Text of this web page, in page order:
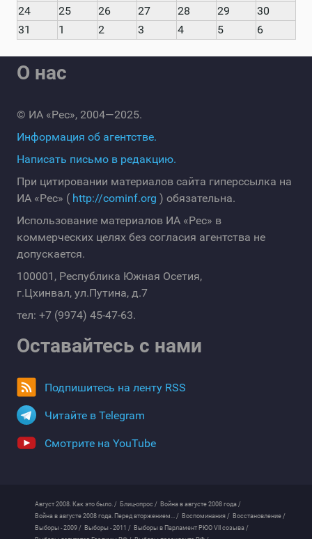
24
25 26 27 28 29
30
31
1 2 3 4 5 6
О нас
© ИА «Рес», 2004—2025.
Информация об агентстве.
Написать письмо в редакцию.
При цитировании материалов сайта гиперссылка на
ИА «Рес» ( http://cominf.org ) обязательна.
Использование материалов ИА «Рес» в
коммерческих целях без согласия агентства не
допускается.
100001, Республика Южная Осетия,
г.Цхинвал, ул.Путина, д.7
тел: +7 (9974) 45-47-63.
Оставайтесь с нами
Подпишитесь на ленту RSS
Читайте в Telegram
Смотрите на YouTube
Август 2008. Как это было. / Блиц-опрос / Война в августе 2008 года /
Война в августе 2008 года. Перед вторжением... / Воспоминания / Восстановление /
Выборы - 2009 / Выборы - 2011 / Выборы в Парламент РЮО VII созыва /